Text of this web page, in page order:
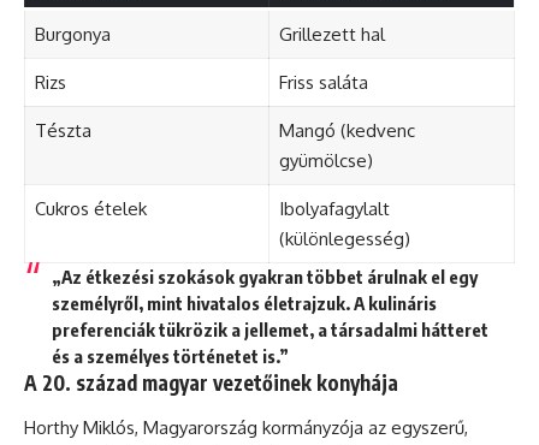
Burgonya Grillezett hal
Rizs Friss saláta
Tészta
Mangó (kedvenc
gyümölcse)
Cukros ételek
Ibolyafagylalt
(különlegesség)
„Az étkezési szokások gyakran többet árulnak el egy
személyről, mint hivatalos életrajzuk. A kulináris
preferenciák tükrözik a jellemet, a társadalmi hátteret
és a személyes történetet is.”
A 20. század magyar vezetőinek konyhája
Horthy Miklós, Magyarország kormányzója az egyszerű,